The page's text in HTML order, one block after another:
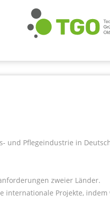
und Pflegeindustrie in
zweier Länder.
internationale Projekte, indem